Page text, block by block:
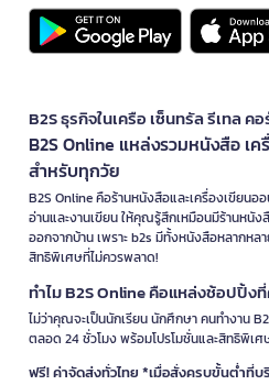
B2S ธุรกิจในเครือ เซ็นทรัล รีเทล
B2S Online แหล่งรวมหนังสือ เค
สำหรับทุกวัย
B2S Online คือร้านหนังสือและเครื่องเขียน
อ่านและงานเขียน ให้คุณรู้สึกเหมือนมีร้านหนั
ออกจากบ้าน เพราะ b2s มีทั้งหนังสือหลากห
สิทธิพิเศษที่ไม่ควรพลาด!
ทำไม B2S Online คือแหล่งช้อปปิ้ง
ไม่ว่าคุณจะเป็นนักเรียน นักศึกษา คนทำงาน
ตลอด 24 ชั่วโมง พร้อมโปรโมชั่นและสิทธิพิเศ
ฟรี! ค่าจัดส่งทั่วไทย *เมื่อสั่งครบขั้นต่ำที่